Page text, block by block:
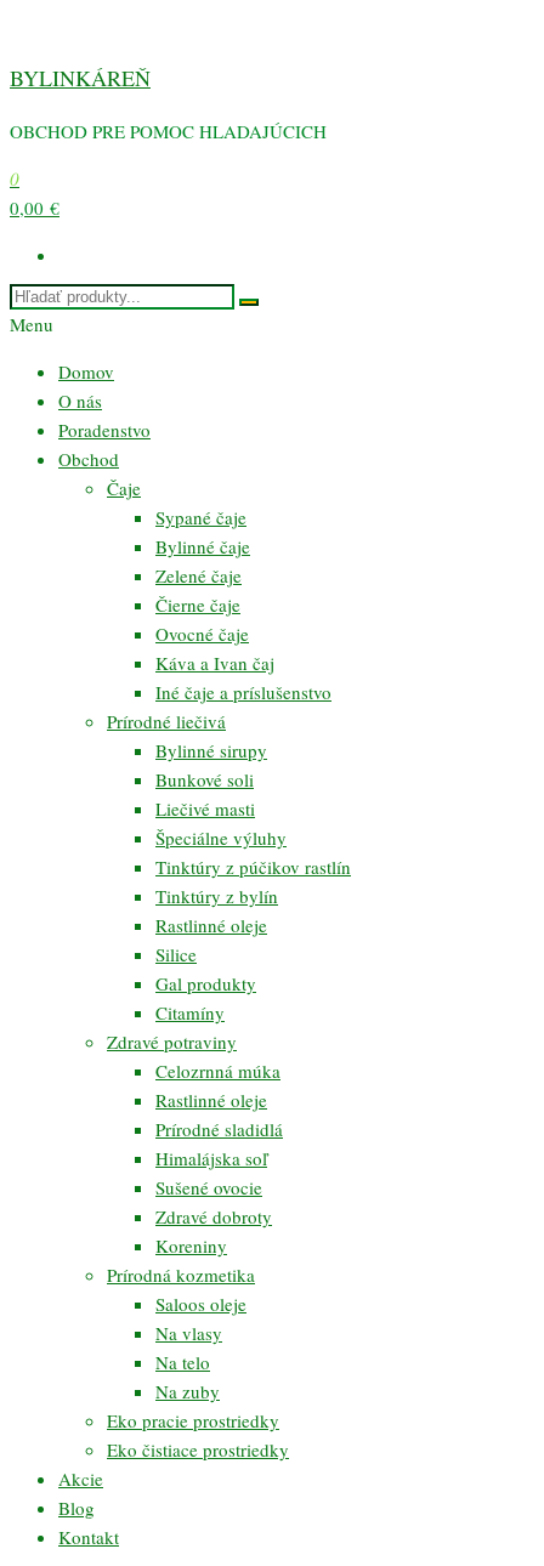
obsah
BYLINKÁREŇ
OBCHOD PRE POMOC HLADAJÚCICH
0
0,00 €
Menu
Domov
O nás
Poradenstvo
Obchod
Čaje
Sypané čaje
Bylinné čaje
Zelené čaje
Čierne čaje
Ovocné čaje
Káva a Ivan čaj
Iné čaje a príslušenstvo
Prírodné liečivá
Bylinné sirupy
Bunkové soli
Liečivé masti
Špeciálne výluhy
Tinktúry z púčikov rastlín
Tinktúry z bylín
Rastlinné oleje
Silice
Gal produkty
Citamíny
Zdravé potraviny
Celozrnná múka
Rastlinné oleje
Prírodné sladidlá
Himalájska soľ
Sušené ovocie
Zdravé dobroty
Koreniny
Prírodná kozmetika
Saloos oleje
Na vlasy
Na telo
Na zuby
Eko pracie prostriedky
Eko čistiace prostriedky
Akcie
Blog
Kontakt